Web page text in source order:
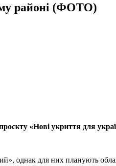
районі (ФОТО)
«Нові укриття для
однак для них планують